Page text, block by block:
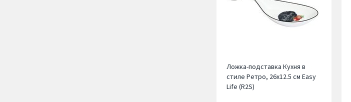
Ложка-подставка Кухня в
стиле Ретро, 26х12.5 см Easy
Life (R2S)